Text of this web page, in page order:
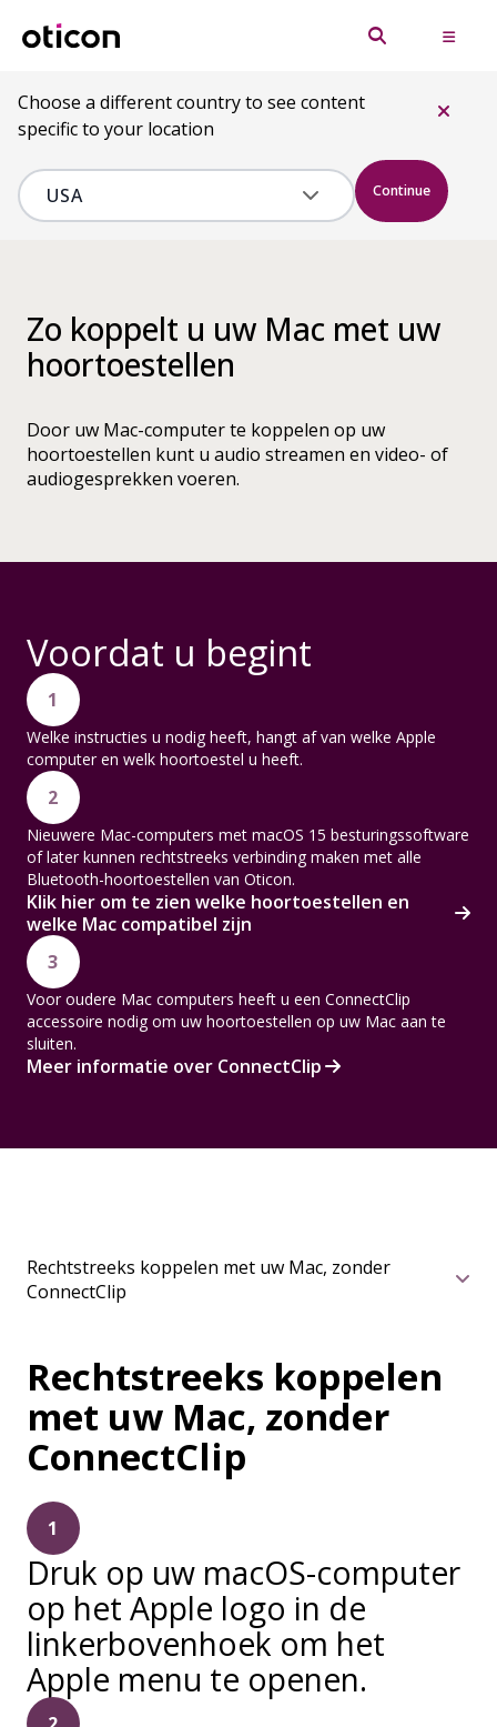
Choose a different country to see content
specific to your location
Continue
Zo koppelt u uw Mac met uw
hoortoestellen
Door uw Mac-computer te koppelen op uw
hoortoestellen kunt u audio streamen en video- of
audiogesprekken voeren.
Voordat u begint
1
Welke instructies u nodig heeft, hangt af van welke Apple
computer en welk hoortoestel u heeft.
2
Nieuwere Mac-computers met macOS 15 besturingssoftware
of later kunnen rechtstreeks verbinding maken met alle
Bluetooth-hoortoestellen van Oticon.
Klik hier om te zien welke hoortoestellen en
welke Mac compatibel zijn
3
Voor oudere Mac computers heeft u een ConnectClip
accessoire nodig om uw hoortoestellen op uw Mac aan te
sluiten.
Meer informatie over ConnectClip
Rechtstreeks koppelen
met uw Mac, zonder
ConnectClip
1
Druk op uw macOS-computer
op het Apple logo in de
linkerbovenhoek om het
Apple menu te openen.
Rechtstreeks koppelen met uw Mac, zonder
ConnectClip